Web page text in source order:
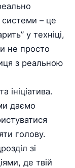
системи – це
у техніці,
не просто
з реальною
ініціатива.
даємо
голову.
зі
де твій